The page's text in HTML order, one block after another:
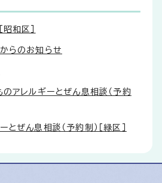
和区］
らのお知らせ
アレルギーとぜん息相談（予約
ぜん息相談（予約制）［緑区］